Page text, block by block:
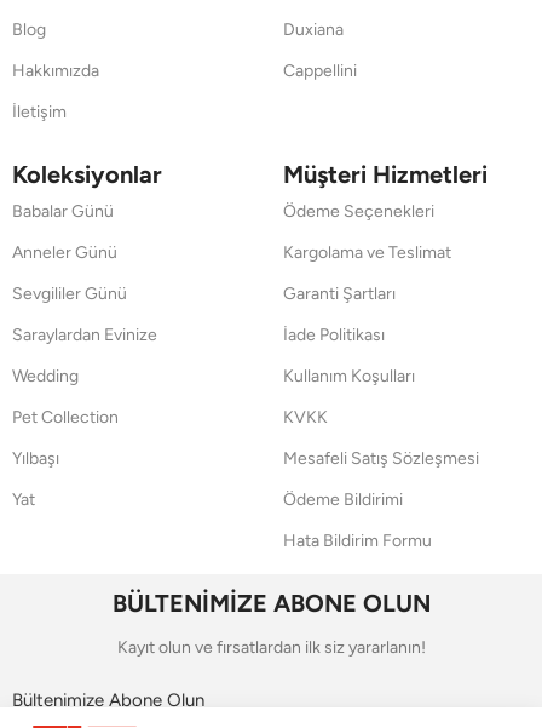
Blog
Hakkımızda
İletişim
Duxiana
Cappellini
Koleksiyonlar
Babalar Günü
Anneler Günü
Sevgililer Günü
Saraylardan Evinize
Wedding
Pet Collection
Yılbaşı
Yat
Müşteri Hizmetleri
Ödeme Seçenekleri
Kargolama ve Teslimat
Garanti Şartları
İade Politikası
Kullanım Koşulları
KVKK
Mesafeli Satış Sözleşmesi
Ödeme Bildirimi
Hata Bildirim Formu
BÜLTENİMİZE ABONE OLUN
Kayıt olun ve fırsatlardan ilk siz yararlanın!
Bültenimize Abone Olun